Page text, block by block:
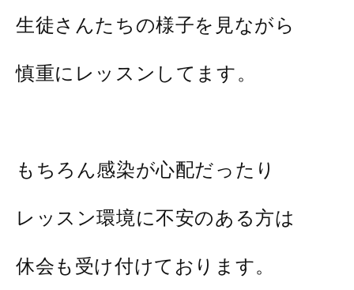
生徒さんたちの様子を見ながら
慎重にレッスンしてます。
もちろん感染が心配だったり
レッスン環境に不安のある方は
休会も受け付けております。